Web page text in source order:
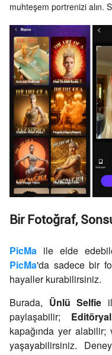
muhteşem portrenizi alın.
Bir Fotoğraf,
PicMa ile elde
PicMa'da sadece bir
hayaller kurabilirsiniz.
Burada, Ünlü Selfie
paylaşabilir;
kapağında yer alabilir;
yaşayabilirsiniz.